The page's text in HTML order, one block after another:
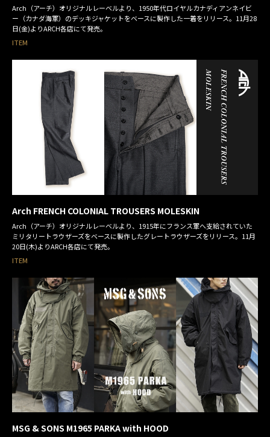
Arch（アーチ）オリジナルレーベルより、1950年代ロイヤルカナディアンネイビ
ー（カナダ海軍）のデッキジャケットをベースに製作した一着をリリース。11月28
日(金)よりARCH各店にて発売。
ITEM
Arch FRENCH COLONIAL TROUSERS MOLESKIN
Arch（アーチ）オリジナルレーベルより、1915年にフランス軍へ支給されていた
ミリタリートラウザーズをベースに製作したグレートラウザーズをリリース。11月
20日(木)よりARCH各店にて発売。
ITEM
MSG & SONS M1965 PARKA with HOOD